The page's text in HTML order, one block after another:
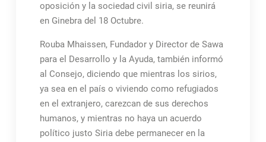
oposición y la sociedad civil siria, se reunirá
en Ginebra del 18 Octubre.
Rouba Mhaissen, Fundador y Director de Sawa
para el Desarrollo y la Ayuda, también informó
al Consejo, diciendo que mientras los sirios,
ya sea en el país o viviendo como refugiados
en el extranjero, carezcan de sus derechos
humanos, y mientras no haya un acuerdo
político justo Siria debe permanecer en la